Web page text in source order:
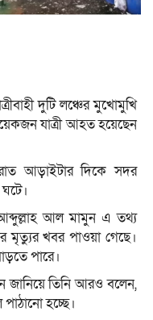
দুটি লঞ্চের মুখোমুখি
যাত্রী আহত হয়েছেন
আড়াইটার দিকে সদর
আল মামুন এ তথ্য
মৃত্যুর খবর পাওয়া গেছে।
পারে।
তিনি আরও বলেন,
হচ্ছে।